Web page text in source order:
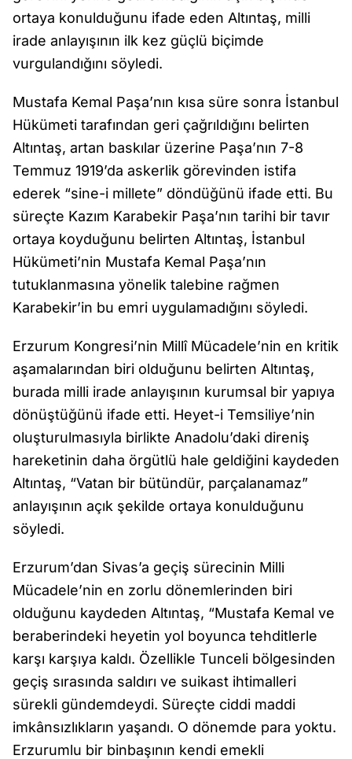
ortaya konulduğunu ifade eden Altıntaş, milli
irade anlayışının ilk kez güçlü biçimde
vurgulandığını söyledi.
Mustafa Kemal Paşa’nın kısa süre sonra İstanbul
Hükümeti tarafından geri çağrıldığını belirten
Altıntaş, artan baskılar üzerine Paşa’nın 7-8
Temmuz 1919’da askerlik görevinden istifa
ederek “sine-i millete” döndüğünü ifade etti. Bu
süreçte Kazım Karabekir Paşa’nın tarihi bir tavır
ortaya koyduğunu belirten Altıntaş, İstanbul
Hükümeti’nin Mustafa Kemal Paşa’nın
tutuklanmasına yönelik talebine rağmen
Karabekir’in bu emri uygulamadığını söyledi.
Erzurum Kongresi’nin Millî Mücadele’nin en kritik
aşamalarından biri olduğunu belirten Altıntaş,
burada milli irade anlayışının kurumsal bir yapıya
dönüştüğünü ifade etti. Heyet-i Temsiliye’nin
oluşturulmasıyla birlikte Anadolu’daki direniş
hareketinin daha örgütlü hale geldiğini kaydeden
Altıntaş, “Vatan bir bütündür, parçalanamaz”
anlayışının açık şekilde ortaya konulduğunu
söyledi.
Erzurum’dan Sivas’a geçiş sürecinin Milli
Mücadele’nin en zorlu dönemlerinden biri
olduğunu kaydeden Altıntaş, “Mustafa Kemal ve
beraberindeki heyetin yol boyunca tehditlerle
karşı karşıya kaldı. Özellikle Tunceli bölgesinden
geçiş sırasında saldırı ve suikast ihtimalleri
sürekli gündemdeydi. Süreçte ciddi maddi
imkânsızlıkların yaşandı. O dönemde para yoktu.
Erzurumlu bir binbaşının kendi emekli